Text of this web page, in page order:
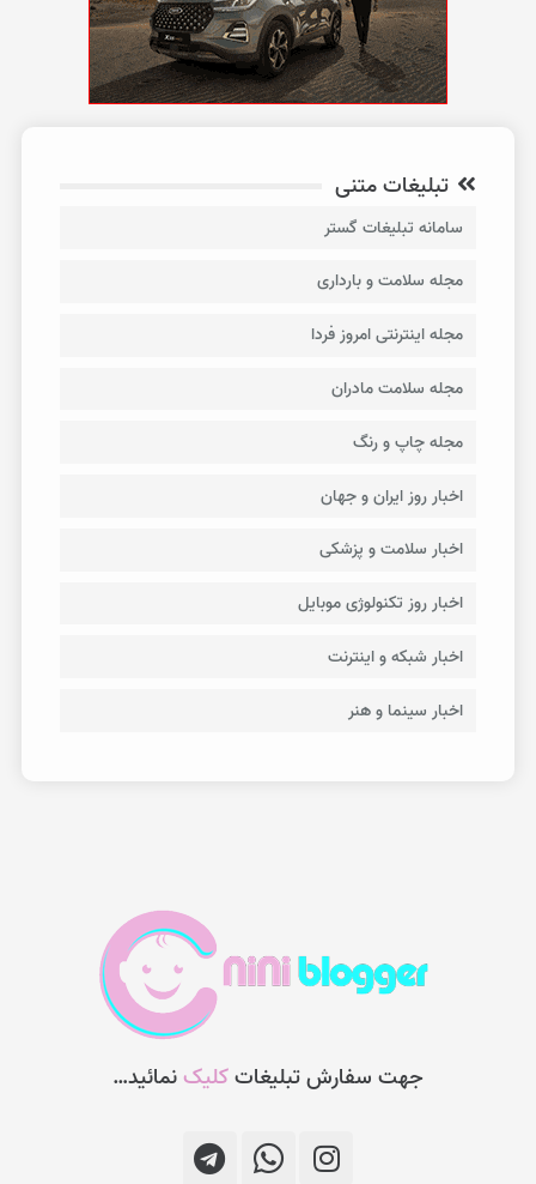
تبلیغات متنی
سامانه تبلیغات گستر
مجله سلامت و بارداری
مجله اینترنتی امروز فردا
مجله سلامت مادران
مجله چاپ و رنگ
اخبار روز ایران و جهان
اخبار سلامت و پزشکی
اخبار روز تکنولوژی موبایل
اخبار شبکه و اینترنت
اخبار سینما و هنر
جهت سفارش تبلیغاتکلیکنمائید…